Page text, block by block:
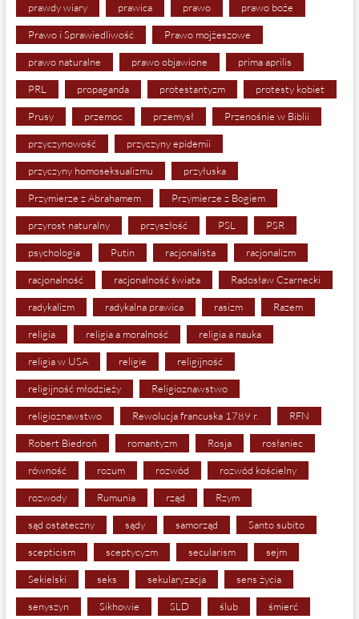
prawdy wiary prawica prawo prawo boże
Prawo i Sprawiedliwość Prawo mojżeszowe
prawo naturalne prawo objawione prima aprilis
PRL propaganda protestantyzm protesty kobiet
Prusy przemoc przemysł Przenośnie w Biblii
przyczynowość przyczyny epidemii
przyczyny homoseksualizmu przyłuska
Przymierze z Abrahamem Przymierze z Bogiem
przyrost naturalny przyszłość PSL PSR
psychologia Putin racjonalista racjonalizm
racjonalność racjonalność świata Radosław Czarnecki
radykalizm radykalna prawica rasizm Razem
religia religia a moralność religia a nauka
religia w USA religie religijność
religijność młodzieży Religioznawstwo
religioznawstwo Rewolucja francuska 1789 r. RFN
Robert Biedroń romantyzm Rosja rosłaniec
równość rozum rozwód rozwód kościelny
rozwody Rumunia rząd Rzym
sąd ostateczny sądy samorząd Santo subito
scepticism sceptycyzm secularism sejm
Sekielski seks sekularyzacja sens życia
senyszyn Sikhowie SLD ślub śmierć